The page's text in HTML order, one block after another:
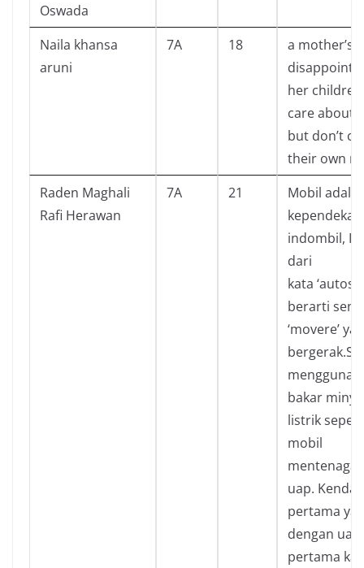
Oswada
Naila khansa
aruni
7A 18
a mother’s
her
care about
but don’t
their own
Raden Maghali
Rafi Herawan
7A 21
Mobil
indombil,
dari
kata ‘autos’
berarti
‘movere’
bakar
listrik
mobil
uap.
pertama
dengan
pertama